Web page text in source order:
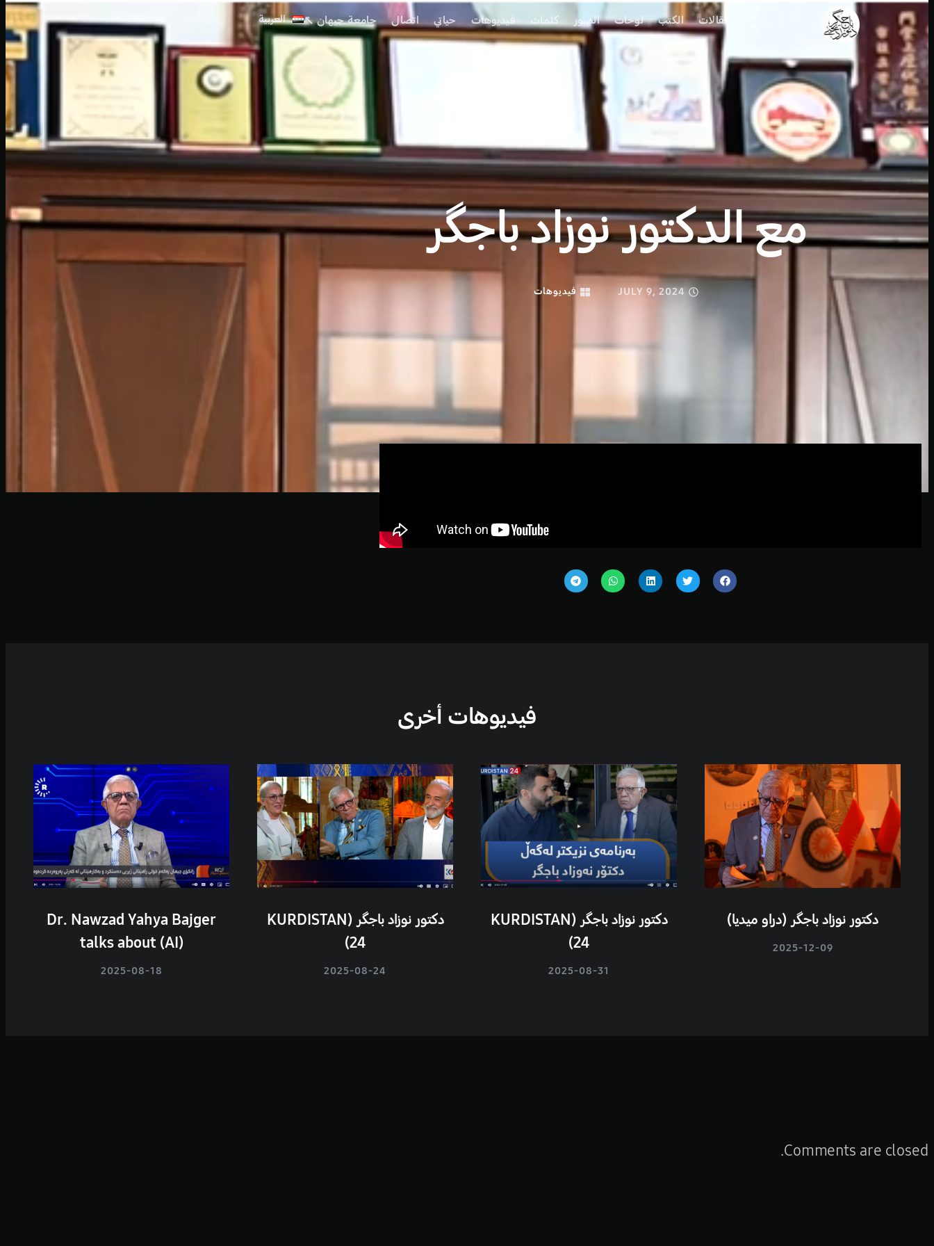
مقالات الكتب لوحات الصور كلمات فيديوهات حياتي اتصال جامعة جيهان ↖ العربيةکوردی
مع الدكتور نوزاد باجگر
JULY 9, 2024 فيديوهات
فيديوهات أخرى
دکتور نوزاد باجگر (دراو میدیا)
2025-12-09
دکتور نوزاد باجگر (KURDISTAN
24)
2025-08-31
دکتور نوزاد باجگر (KURDISTAN
24)
2025-08-24
Dr. Nawzad Yahya Bajger
talks about (AI)
2025-08-18
Comments are closed.